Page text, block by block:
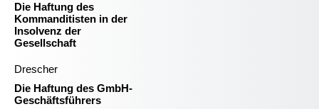
Die Haftung des
Kommanditisten in der
Insolvenz der
Gesellschaft
Drescher
Die Haftung des GmbH-
Geschäftsführers